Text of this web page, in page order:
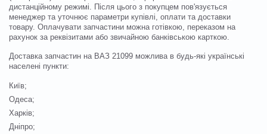
дистанційному режимі. Після цього з покупцем пов'язується
менеджер та уточнює параметри купівлі, оплати та доставки
товару. Оплачувати запчастини можна готівкою, переказом на
рахунок за реквізитами або звичайною банківською карткою.
Доставка запчастин на ВАЗ 21099 можлива в будь-які українські
населені пункти:
Київ;
Одеса;
Харків;
Дніпро;